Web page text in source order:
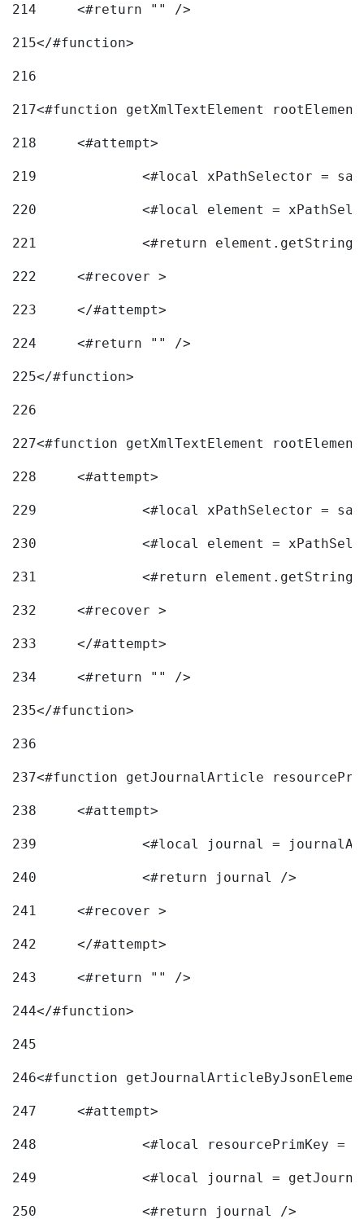
214
	<#return "" />
215</#function>
216
217<#function getXmlTextElement
218
	<#attempt>
219
<#local xPathSelector =
220
<#local element =
221
<#return
222
	<#recover >
223
224
	<#return "" />
225</#function>
226
227<#function getXmlTextElement
228
	<#attempt>
229
<#local xPathSelector =
230
<#local element =
231
<#return
232
	<#recover >
233
234
	<#return "" />
235</#function>
236
237<#function getJournalArticle
238
	<#attempt>
239
<#local journal =
240
241
	<#recover >
242
243
	<#return "" />
244</#function>
245
246<#function
247
	<#attempt>
248
<#local resourcePrimKey
249
<#local journal =
250
		<#return journal />